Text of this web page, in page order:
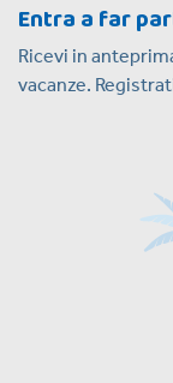
Entra a far
Ricevi in
vacanze.